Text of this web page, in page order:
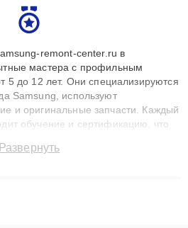
remont-center.ru в
мастера с профильным
5 до 12 лет. Они специализируются
Samsung, используют
и оригинальные запчасти. Каждый
обучение и сертификацию, что
сохранением гарантии до 3 лет.
Развернуть